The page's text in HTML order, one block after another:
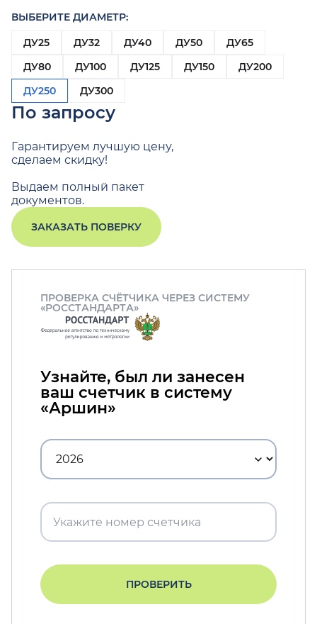
ВЫБЕРИТЕ ДИАМЕТР:
ДУ25
ДУ32 ДУ40 ДУ50
ДУ65
ДУ80
ДУ100 ДУ125 ДУ150
ДУ200
ДУ250
ДУ300
По запросу
Гарантируем лучшую цену,
сделаем скидку!
Выдаем полный пакет
документов.
ЗАКАЗАТЬ ПОВЕРКУ
ПРОВЕРКА СЧЁТЧИКА ЧЕРЕЗ СИСТЕМУ
«РОССТАНДАРТА»
Узнайте, был ли занесен
ваш счетчик в систему
«Аршин»
ПРОВЕРИТЬ